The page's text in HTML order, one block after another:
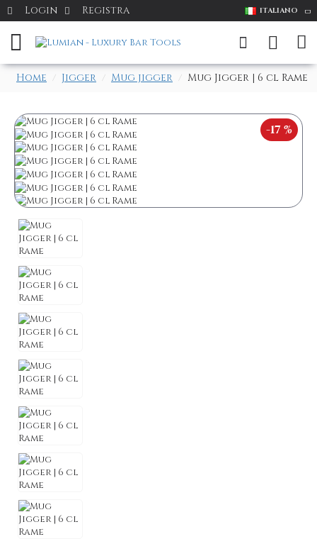
Login Registra ITALIANO
Home Jigger Mug jigger Mug Jigger | 6 cl Rame
-17 %